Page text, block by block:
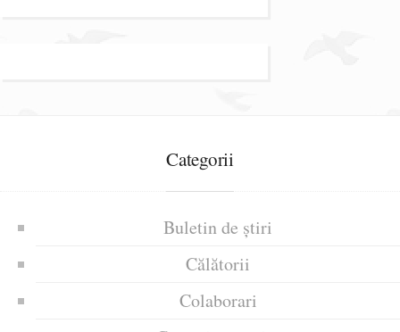
Categorii
Buletin de știri
Călătorii
Colaborari